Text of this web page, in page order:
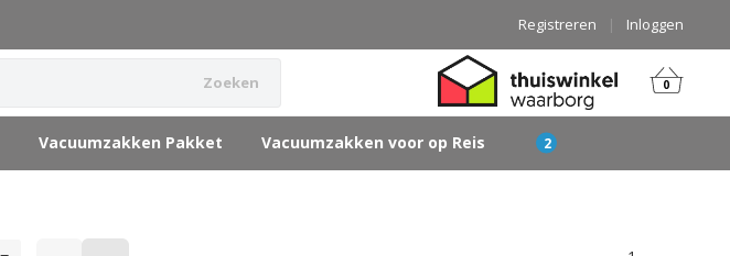
Inloggen
|
Registreren
Zoeken 0
Vacuumzakken Pakket Vacuumzakken voor op Reis